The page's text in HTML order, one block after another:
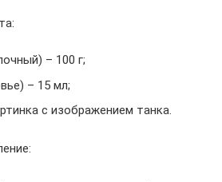
– 100 г;
– 15 мл;
с изображением танка.